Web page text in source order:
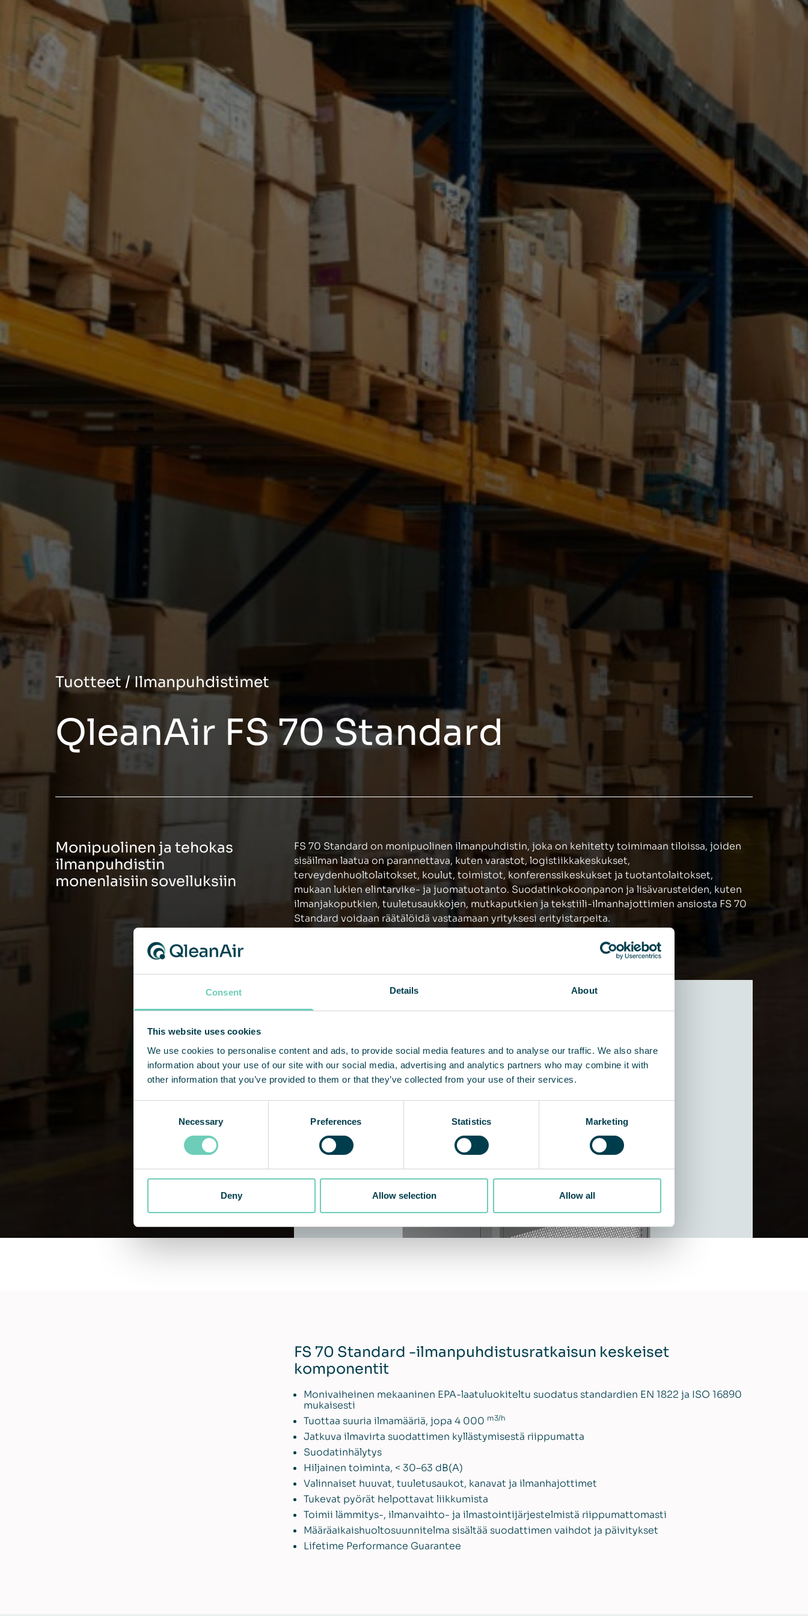
Consent Details About
This website uses cookies
We use cookies to personalise content and ads, to provide social media features and to analyse our traffic. We also share
information about your use of our site with our social media, advertising and analytics partners who may combine it with
other information that you’ve provided to them or that they’ve collected from your use of their services.
Necessary Preferences Statistics Marketing
Deny Allow selection Allow all
Tuotteet/Ilmanpuhdistimet
QleanAir FS 70 Standard
Monipuolinen ja tehokas
ilmanpuhdistin
monenlaisiin sovelluksiin
FS 70 Standard on monipuolinen ilmanpuhdistin, joka on kehitetty toimimaan tiloissa, joiden
sisäilman laatua on parannettava, kuten varastot, logistiikkakeskukset,
terveydenhuoltolaitokset, koulut, toimistot, konferenssikeskukset ja tuotantolaitokset,
mukaan lukien elintarvike- ja juomatuotanto. Suodatinkokoonpanon ja lisävarusteiden, kuten
ilmanjakoputkien, tuuletusaukkojen, mutkaputkien ja tekstiili-ilmanhajottimien ansiosta FS 70
Standard voidaan räätälöidä vastaamaan yrityksesi erityistarpeita.
FS 70 Standard -ilmanpuhdistusratkaisun keskeiset
komponentit
Monivaiheinen mekaaninen EPA-laatuluokiteltu suodatus standardien EN 1822 ja ISO 16890
mukaisesti
Tuottaa suuria ilmamääriä, jopa 4 000 m3/h
Jatkuva ilmavirta suodattimen kyllästymisestä riippumatta
Suodatinhälytys
Hiljainen toiminta, < 30–63 dB(A)
Valinnaiset huuvat, tuuletusaukot, kanavat ja ilmanhajottimet
Tukevat pyörät helpottavat liikkumista
Toimii lämmitys-, ilmanvaihto- ja ilmastointijärjestelmistä riippumattomasti
Määräaikaishuoltosuunnitelma sisältää suodattimen vaihdot ja päivitykset
Lifetime Performance Guarantee